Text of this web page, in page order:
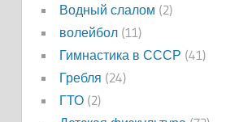
Водный слалом (2)
волейбол(11)
Гимнастика в СССР (41)
Гребля (24)
ГТО(2)